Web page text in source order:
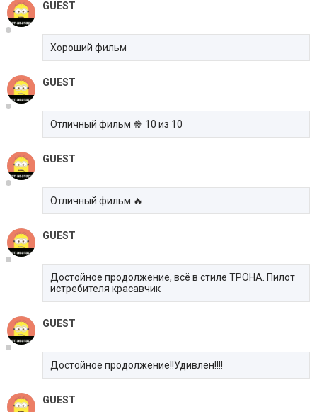
GUEST
Хороший фильм
GUEST
Отличный фильм 🍿 10 из 10
GUEST
Отличный фильм 🔥
GUEST
Достойное продолжение, всё в стиле ТРОНА. Пилот
истребителя красавчик
GUEST
Достойное продолжение!!Удивлен!!!!
GUEST